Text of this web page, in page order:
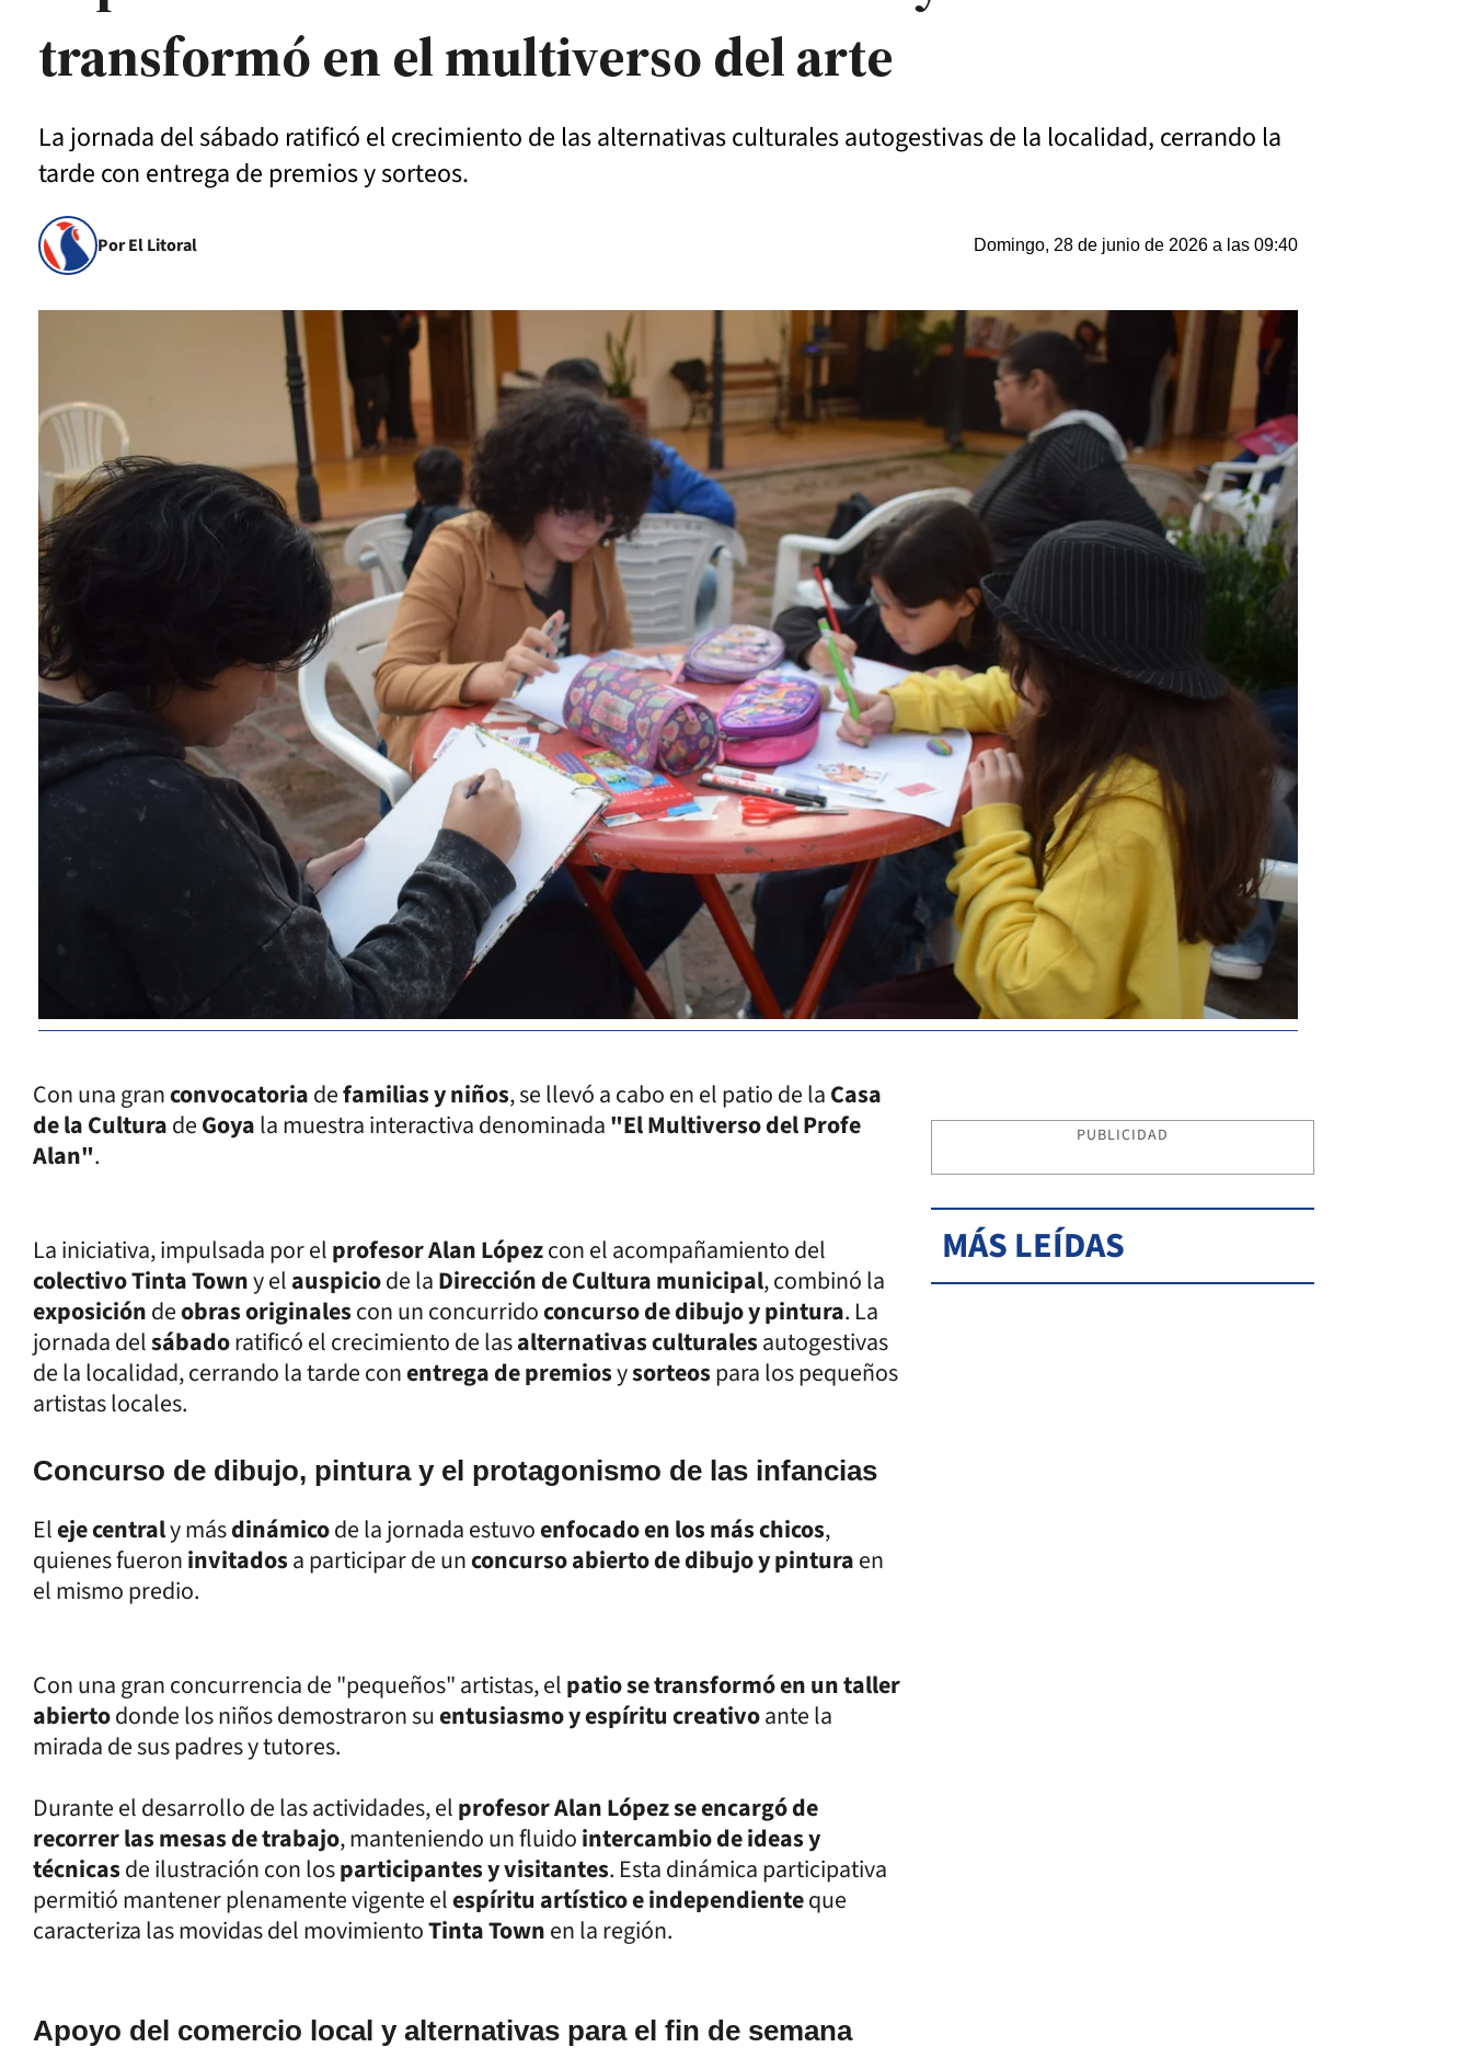
transformó en el multiverso del arte
La jornada del sábado ratificó el crecimiento de las alternativas culturales autogestivas de la localidad, cerrando la
tarde con entrega de premios y sorteos.
Por El Litoral Domingo, 28 de junio de 2026 a las 09:40
Con una granconvocatoriadefamilias y niños, se llevó a cabo en el patio de laCasa
de la CulturadeGoyala muestra interactiva denominada"El Multiverso del Profe
Alan".
La iniciativa, impulsada por elprofesor Alan Lópezcon el acompañamiento del
colectivo Tinta Towny elauspiciode laDirección de Cultura municipal, combinó la
exposicióndeobras originalescon un concurridoconcurso de dibujo y pintura. La
jornada delsábadoratificó el crecimiento de lasalternativas culturalesautogestivas
de la localidad, cerrando la tarde conentrega de premiosysorteospara los pequeños
artistas locales.
Concurso de dibujo, pintura y el protagonismo de las infancias
Eleje centraly másdinámicode la jornada estuvoenfocado en los más chicos,
quienes fueroninvitadosa participar de unconcurso abierto de dibujo y pinturaen
el mismo predio.
Con una gran concurrencia de "pequeños" artistas, elpatio se transformó en un taller
abiertodonde los niños demostraron suentusiasmo y espíritu creativoante la
mirada de sus padres y tutores.
Durante el desarrollo de las actividades, elprofesor Alan López se encargó de
recorrer las mesas de trabajo, manteniendo un fluidointercambio de ideas y
técnicasde ilustración con losparticipantes y visitantes. Esta dinámica participativa
permitió mantener plenamente vigente elespíritu artístico e independienteque
caracteriza las movidas del movimientoTinta Townen la región.
Apoyo del comercio local y alternativas para el fin de semana
PUBLICIDAD
MÁS LEÍDAS